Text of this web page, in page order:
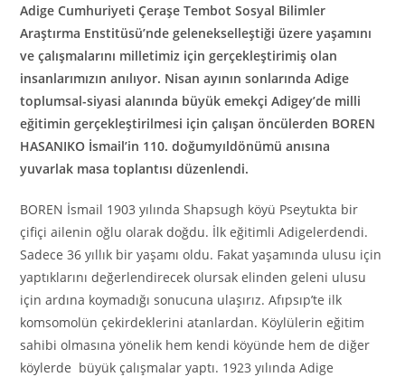
Adige Cumhuriyeti Çeraşe Tembot Sosyal Bilimler
Araştırma Enstitüsü’nde gelenekselleştiği üzere yaşamını
ve çalışmalarını milletimiz için gerçekleştirimiş olan
insanlarımızın anılıyor. Nisan ayının sonlarında Adige
toplumsal-siyasi alanında büyük emekçi Adigey’de milli
eğitimin gerçekleştirilmesi için çalışan öncülerden BOREN
HASANIKO İsmail’in 110. doğumyıldönümü anısına
yuvarlak masa toplantısı düzenlendi.
BOREN İsmail 1903 yılında Shapsugh köyü Pseytukta bir
çifiçi ailenin oğlu olarak doğdu. İlk eğitimli Adigelerdendi.
Sadece 36 yıllık bir yaşamı oldu. Fakat yaşamında ulusu için
yaptıklarını değerlendirecek olursak elinden geleni ulusu
için ardına koymadığı sonucuna ulaşırız. Afıpsıp’te ilk
komsomolün çekirdeklerini atanlardan. Köylülerin eğitim
sahibi olmasına yönelik hem kendi köyünde hem de diğer
köylerde büyük çalışmalar yaptı. 1923 yılında Adige